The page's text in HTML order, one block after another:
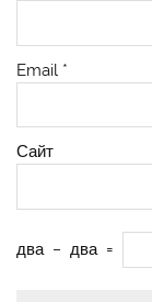
Email *
Сайт
два − два =